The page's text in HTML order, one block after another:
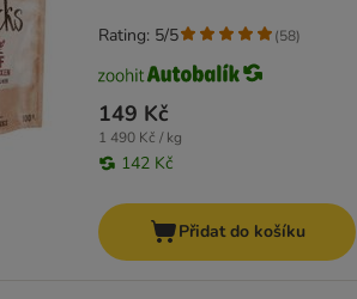
149 Kč
1 490 Kč / kg
142 Kč
Rating: 5/5 (58)
Přidat do košíku